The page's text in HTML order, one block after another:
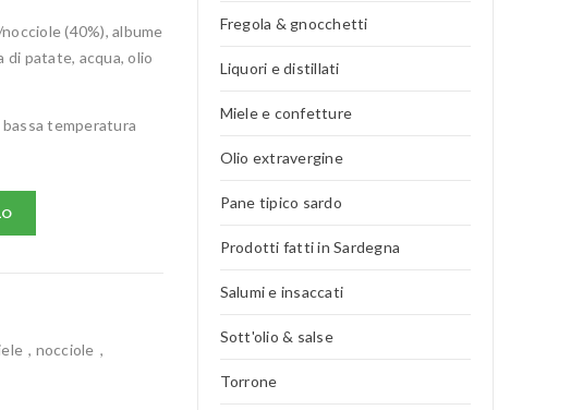
(40%), albume
patate, acqua, olio
temperatura
, nocciole ,
Fregola & gnocchetti
Liquori e distillati
Miele e confetture
Olio extravergine
Pane tipico sardo
Prodotti fatti in Sardegna
Salumi e insaccati
Sott'olio & salse
Torrone